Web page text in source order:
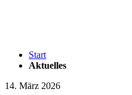
Start
Aktuelles
14. März 2026